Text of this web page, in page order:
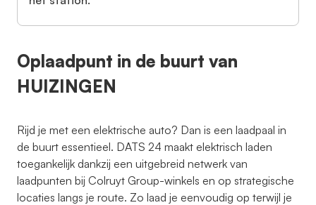
Oplaadpunt in de buurt van
HUIZINGEN
Rijd je met een elektrische auto? Dan is een laadpaal in
de buurt essentieel. DATS 24 maakt elektrisch laden
toegankelijk dankzij een uitgebreid netwerk van
laadpunten bij Colruyt Group-winkels en op strategische
locaties langs je route. Zo laad je eenvoudig op terwijl je